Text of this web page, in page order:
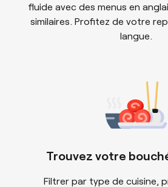
fluide avec des menus en
similaires. Profitez de votre
langue.
Trouvez votre
Filtrer par type de cuisine,